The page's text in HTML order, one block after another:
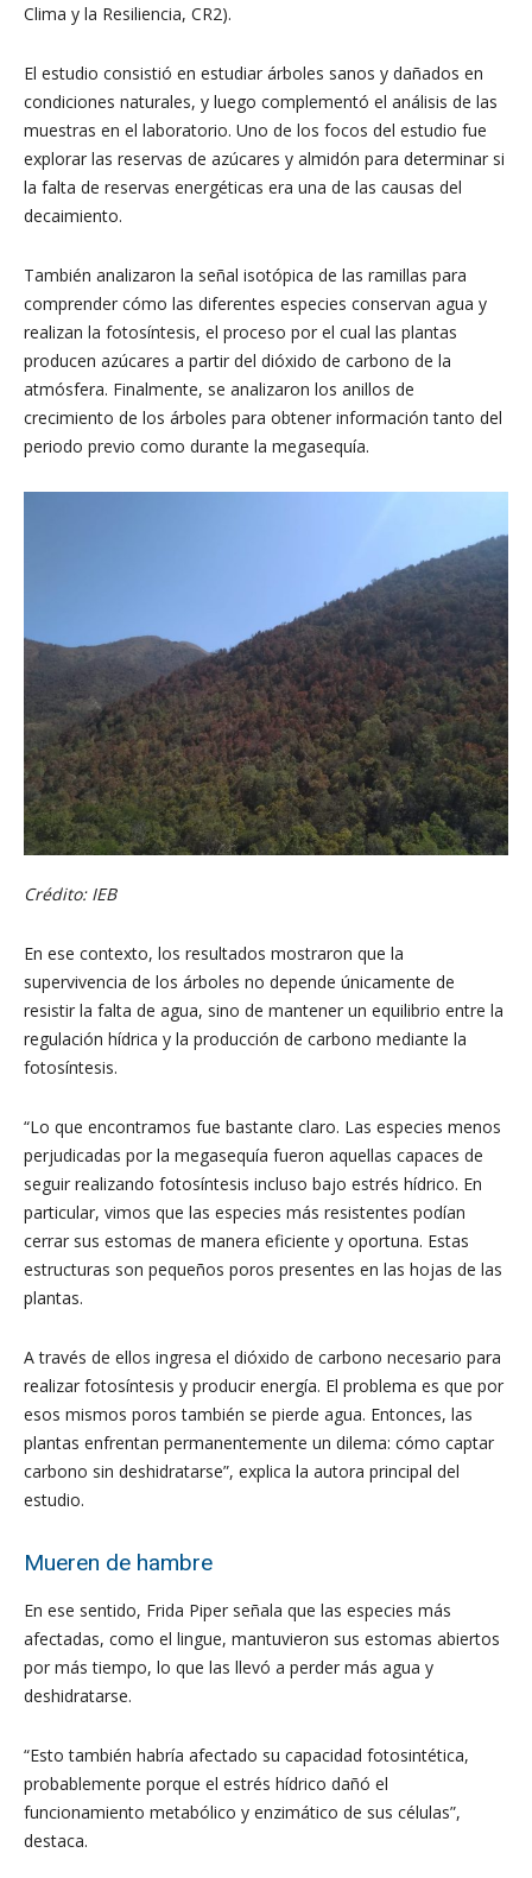
Clima y la Resiliencia, CR2).
El estudio consistió en estudiar árboles sanos y dañados en
condiciones naturales, y luego complementó el análisis de las
muestras en el laboratorio. Uno de los focos del estudio fue
explorar las reservas de azúcares y almidón para determinar si
la falta de reservas energéticas era una de las causas del
decaimiento.
También analizaron la señal isotópica de las ramillas para
comprender cómo las diferentes especies conservan agua y
realizan la fotosíntesis, el proceso por el cual las plantas
producen azúcares a partir del dióxido de carbono de la
atmósfera. Finalmente, se analizaron los anillos de
crecimiento de los árboles para obtener información tanto del
periodo previo como durante la megasequía.
Crédito: IEB
En ese contexto, los resultados mostraron que la
supervivencia de los árboles no depende únicamente de
resistir la falta de agua, sino de mantener un equilibrio entre la
regulación hídrica y la producción de carbono mediante la
fotosíntesis.
“Lo que encontramos fue bastante claro. Las especies menos
perjudicadas por la megasequía fueron aquellas capaces de
seguir realizando fotosíntesis incluso bajo estrés hídrico. En
particular, vimos que las especies más resistentes podían
cerrar sus estomas de manera eficiente y oportuna. Estas
estructuras son pequeños poros presentes en las hojas de las
plantas.
A través de ellos ingresa el dióxido de carbono necesario para
realizar fotosíntesis y producir energía. El problema es que por
esos mismos poros también se pierde agua. Entonces, las
plantas enfrentan permanentemente un dilema: cómo captar
carbono sin deshidratarse”, explica la autora principal del
estudio.
Mueren de hambre
En ese sentido, Frida Piper señala que las especies más
afectadas, como el lingue, mantuvieron sus estomas abiertos
por más tiempo, lo que las llevó a perder más agua y
deshidratarse.
“Esto también habría afectado su capacidad fotosintética,
probablemente porque el estrés hídrico dañó el
funcionamiento metabólico y enzimático de sus células”,
destaca.